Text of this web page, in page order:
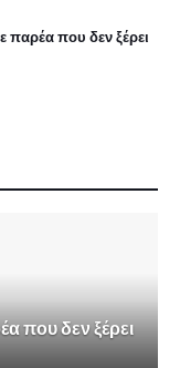
που δεν ξέρει
που δεν ξέρει